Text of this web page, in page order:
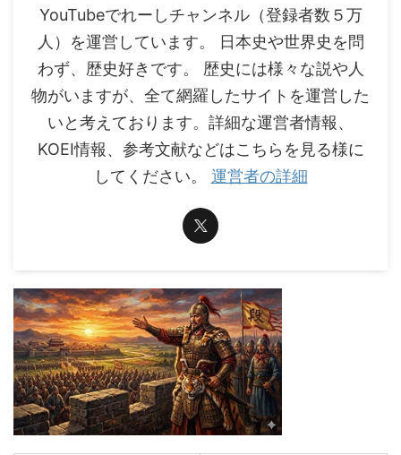
YouTubeでれーしチャンネル（登録者数５万
人）を運営しています。 日本史や世界史を問
わず、歴史好きです。 歴史には様々な説や人
物がいますが、全て網羅したサイトを運営した
いと考えております。詳細な運営者情報、
KOEI情報、参考文献などはこちらを見る様に
してください。 運営者の詳細